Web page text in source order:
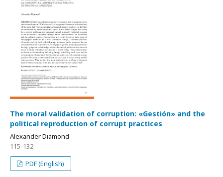
The moral validation of corruption: «Gestión» and the
political reproduction of corrupt practices
Alexander Diamond
115-132
PDF (English)